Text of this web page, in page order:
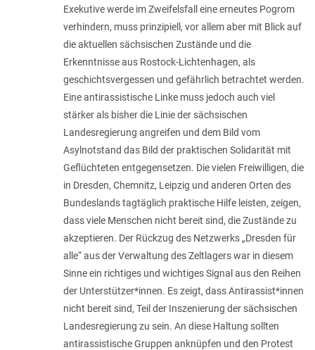
Exekutive werde im Zweifelsfall eine erneutes Pogrom
verhindern, muss prinzipiell, vor allem aber mit Blick auf
die aktuellen sächsischen Zustände und die
Erkenntnisse aus Rostock-Lichtenhagen, als
geschichtsvergessen und gefährlich betrachtet werden.
Eine anti­rassistische Linke muss jedoch auch viel
stärker als bisher die Linie der sächsischen
Landesregierung angreifen und dem Bild vom
Asylnotstand das Bild der praktischen Solidarität mit
Geflüchteten entgegensetzen. Die vielen Freiwilligen, die
in Dresden, Chem­nitz, Leipzig und anderen Orten des
Bundeslands tagtäglich praktische Hilfe leisten, zeigen,
dass viele Menschen nicht bereit sind, die Zustände zu
akzeptieren. Der Rück­zug des Netzwerks „Dresden für
alle“ aus der Verwaltung des Zeltlagers war in diesem
Sinne ein richtiges und wichtiges Signal aus den Reihen
der Unterstützer*innen. Es zeigt, dass Antirassist*innen
nicht bereit sind, Teil der Inszenierung der sächsischen
Landes­regierung zu sein. An diese Haltung sollten
antirassistische Gruppen anknüpfen und den Protest